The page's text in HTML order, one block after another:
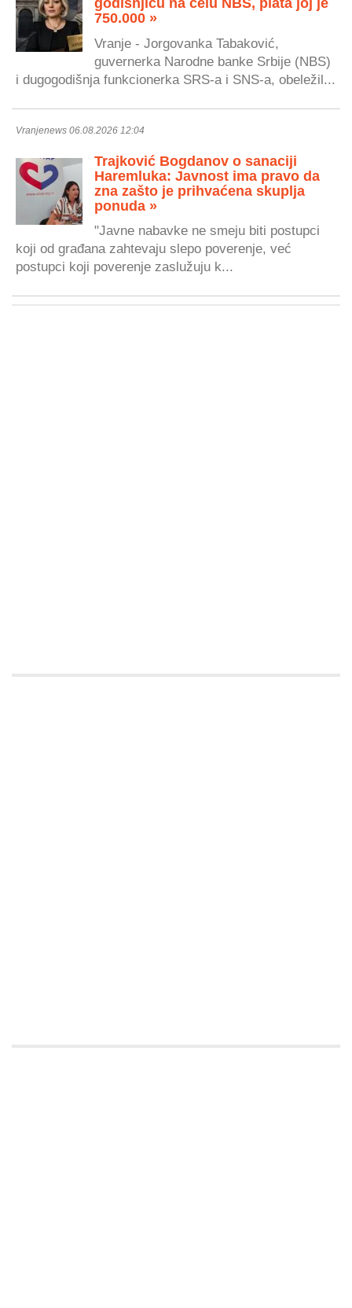
godišnjicu na čelu NBS, plata joj je
750.000 »
Vranje - Jorgovanka Tabaković,
guvernerka Narodne banke Srbije (NBS)
i dugogodišnja funkcionerka SRS-a i SNS-a, obeležil...
Vranjenews 06.08.2026 12:04
Trajković Bogdanov o sanaciji
Haremluka: Javnost ima pravo da
zna zašto je prihvaćena skuplja
ponuda »
"Javne nabavke ne smeju biti postupci
koji od građana zahtevaju slepo poverenje, već
postupci koji poverenje zaslužuju k...